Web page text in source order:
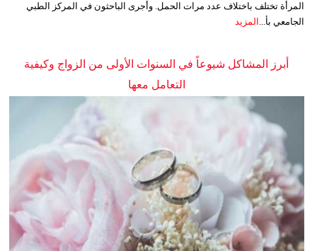
المرأة تختلف باختلاف عدد مرات الحمل. وأجرى الباحثون في المركز الطبي
الجامعي بأ... المزيد
أبرز المشاكل شيوعاً في السنوات الأولى من الزواج وكيفية
التعامل معها